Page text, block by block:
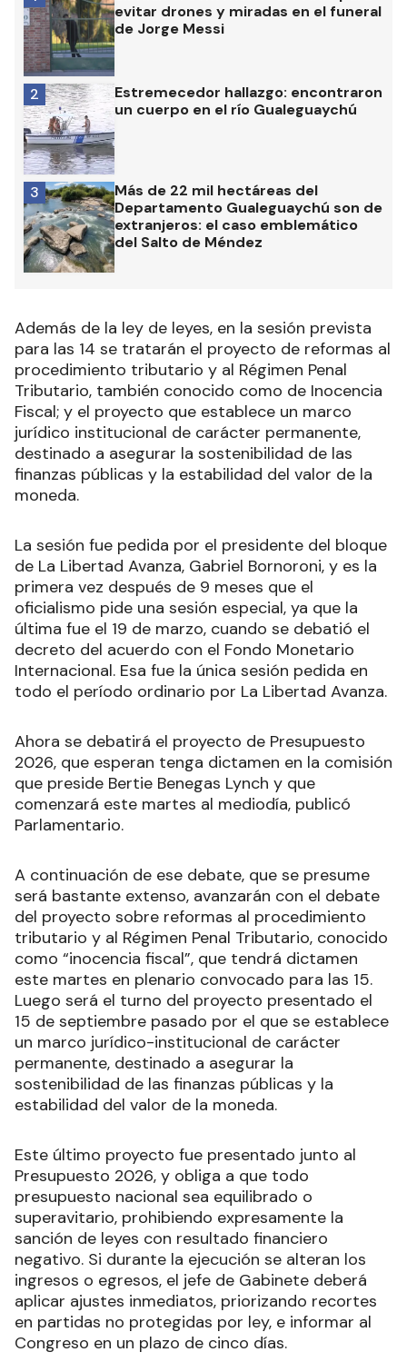
evitar drones y miradas en el funeral
de Jorge Messi
Estremecedor hallazgo: encontraron
un cuerpo en el río Gualeguaychú
2
Más de 22 mil hectáreas del
Departamento Gualeguaychú son de
extranjeros: el caso emblemático
del Salto de Méndez
3
Además de la ley de leyes, en la sesión prevista
para las 14 se tratarán el proyecto de reformas al
procedimiento tributario y al Régimen Penal
Tributario, también conocido como de Inocencia
Fiscal; y el proyecto que establece un marco
jurídico institucional de carácter permanente,
destinado a asegurar la sostenibilidad de las
finanzas públicas y la estabilidad del valor de la
moneda.
La sesión fue pedida por el presidente del bloque
de La Libertad Avanza, Gabriel Bornoroni, y es la
primera vez después de 9 meses que el
oficialismo pide una sesión especial, ya que la
última fue el 19 de marzo, cuando se debatió el
decreto del acuerdo con el Fondo Monetario
Internacional. Esa fue la única sesión pedida en
todo el período ordinario por La Libertad Avanza.
Ahora se debatirá el proyecto de Presupuesto
2026, que esperan tenga dictamen en la comisión
que preside Bertie Benegas Lynch y que
comenzará este martes al mediodía, publicó
Parlamentario.
A continuación de ese debate, que se presume
será bastante extenso, avanzarán con el debate
del proyecto sobre reformas al procedimiento
tributario y al Régimen Penal Tributario, conocido
como “inocencia fiscal”, que tendrá dictamen
este martes en plenario convocado para las 15.
Luego será el turno del proyecto presentado el
15 de septiembre pasado por el que se establece
un marco jurídico-institucional de carácter
permanente, destinado a asegurar la
sostenibilidad de las finanzas públicas y la
estabilidad del valor de la moneda.
Este último proyecto fue presentado junto al
Presupuesto 2026, y obliga a que todo
presupuesto nacional sea equilibrado o
superavitario, prohibiendo expresamente la
sanción de leyes con resultado financiero
negativo. Si durante la ejecución se alteran los
ingresos o egresos, el jefe de Gabinete deberá
aplicar ajustes inmediatos, priorizando recortes
en partidas no protegidas por ley, e informar al
Congreso en un plazo de cinco días.